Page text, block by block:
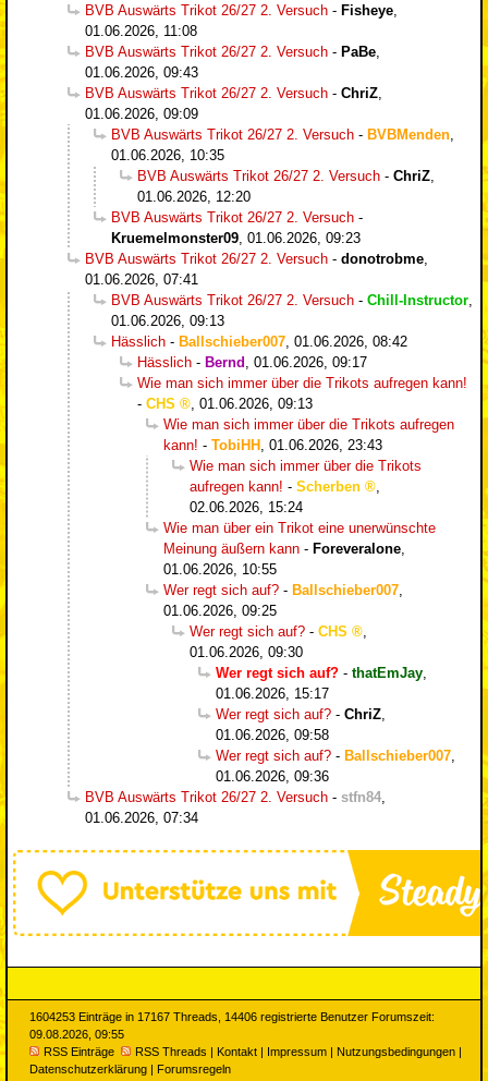
BVB Auswärts Trikot 26/27 2. Versuch - Fisheye,
01.06.2026, 11:08
BVB Auswärts Trikot 26/27 2. Versuch - PaBe,
01.06.2026, 09:43
BVB Auswärts Trikot 26/27 2. Versuch - ChriZ,
01.06.2026, 09:09
BVB Auswärts Trikot 26/27 2. Versuch - BVBMenden,
01.06.2026, 10:35
BVB Auswärts Trikot 26/27 2. Versuch - ChriZ,
01.06.2026, 12:20
BVB Auswärts Trikot 26/27 2. Versuch -
Kruemelmonster09, 01.06.2026, 09:23
BVB Auswärts Trikot 26/27 2. Versuch - donotrobme,
01.06.2026, 07:41
BVB Auswärts Trikot 26/27 2. Versuch - Chill-Instructor,
01.06.2026, 09:13
Hässlich - Ballschieber007, 01.06.2026, 08:42
Hässlich - Bernd , 01.06.2026, 09:17
Wie man sich immer über die Trikots aufregen kann!
- CHS , 01.06.2026, 09:13
Wie man sich immer über die Trikots aufregen
kann! - TobiHH , 01.06.2026, 23:43
Wie man sich immer über die Trikots
aufregen kann! - Scherben
,
02.06.2026, 15:24
Wie man über ein Trikot eine unerwünschte
Meinung äußern kann - Foreveralone,
01.06.2026, 10:55
Wer regt sich auf? - Ballschieber007,
01.06.2026, 09:25
Wer regt sich auf? - CHS
,
01.06.2026, 09:30
Wer regt sich auf? - thatEmJay,
01.06.2026, 15:17
Wer regt sich auf? - ChriZ,
01.06.2026, 09:58
Wer regt sich auf? - Ballschieber007,
01.06.2026, 09:36
BVB Auswärts Trikot 26/27 2. Versuch - stfn84,
01.06.2026, 07:34
1604253 Einträge in 17167 Threads, 14406 registrierte Benutzer Forumszeit:
09.08.2026, 09:55
RSS Einträge
RSS Threads | Kontakt | Impressum | Nutzungsbedingungen |
Datenschutzerklärung | Forumsregeln